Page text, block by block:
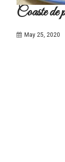
Coaste de
May 25, 2020